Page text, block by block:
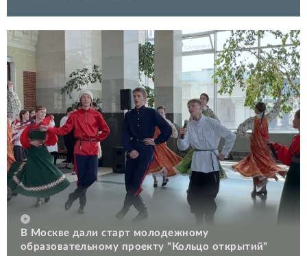
В Москве дали старт молодежному
образовательному проекту "Кольцо открытий"